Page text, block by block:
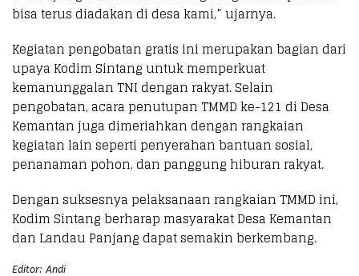
bisa terus diadakan di desa kami,” ujarnya.
Kegiatan pengobatan gratis ini merupakan bagian dari
upaya Kodim Sintang untuk memperkuat
kemanunggalan TNI dengan rakyat. Selain
pengobatan, acara penutupan TMMD ke-121 di Desa
Kemantan juga dimeriahkan dengan rangkaian
kegiatan lain seperti penyerahan bantuan sosial,
penanaman pohon, dan panggung hiburan rakyat.
Dengan suksesnya pelaksanaan rangkaian TMMD ini,
Kodim Sintang berharap masyarakat Desa Kemantan
dan Landau Panjang dapat semakin berkembang.
Editor: Andi